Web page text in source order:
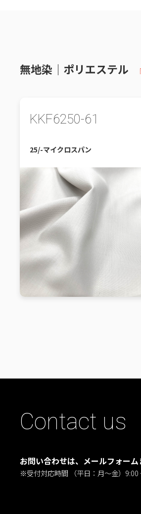
無地染｜ポリエステル
KKF6250-61
25/-マイクロスパン
Contact us
お問い合わせは、メールフォー
※受付対応時間 （平日：月〜金）9:00